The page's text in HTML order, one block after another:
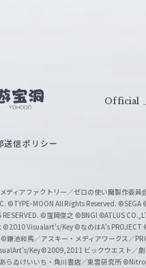
Official
送信ポリシー
ディアファクトリー／ゼロの使い魔製作委員
©TYPE-MOON All Rights Reserved. ©SEGA
©窪岡俊之 ©BNGI ©ATLUS
©2010 Visualart's/Key ©なのはA's PROJECT
©鎌池和馬／アスキー・メディアワークス／
Key©2009,2011 ビックウエスト／
らゐけいいち・角川書店／東雲研究所